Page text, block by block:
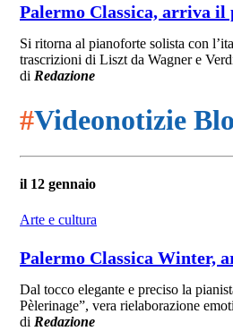
Palermo Classica, arriva il
Si ritorna al pianoforte solista con
trascrizioni di Liszt da Wagner e
di Redazione
#Videonotizie
il 12 gennaio
Arte e cultura
Palermo Classica Winter,
Dal tocco elegante e preciso la
Pèlerinage”, vera rielaborazione
di Redazione